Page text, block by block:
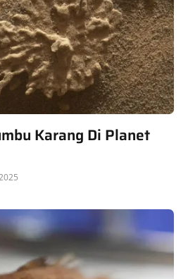
Karang Di Planet